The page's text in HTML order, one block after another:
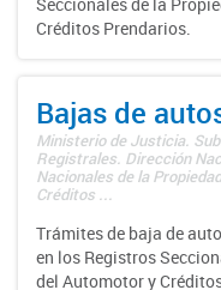
Créditos Prendarios.
Bajas de
Ministerio de Justicia.
Registrales. Dirección
Nacionales de la
Créditos ...
Trámites de baja de
en los Registros
del Automotor y